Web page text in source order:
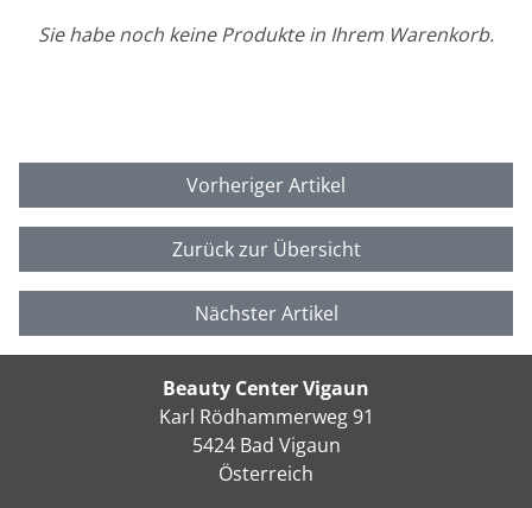
Sie habe noch keine Produkte in Ihrem Warenkorb.
Vorheriger Artikel
Zurück zur Übersicht
Nächster Artikel
Beauty Center Vigaun
Karl Rödhammerweg 91
5424 Bad Vigaun
Österreich